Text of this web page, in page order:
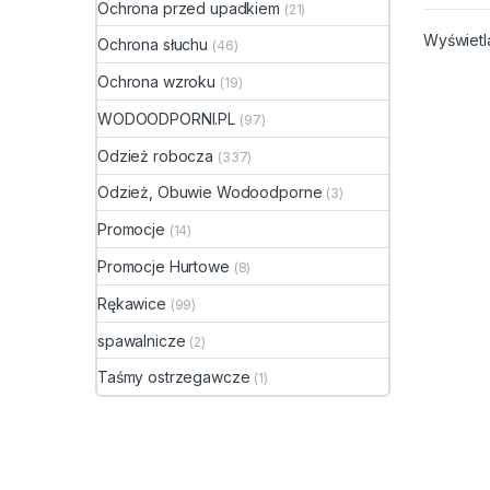
Ochrona przed upadkiem (21)
Ochrona słuchu (46)
Ochrona wzroku (19)
WODOODPORNI.PL (97)
Odzież robocza (337)
Odzież, Obuwie Wodoodporne (3)
Promocje (14)
Promocje Hurtowe (8)
Rękawice (99)
spawalnicze (2)
Taśmy ostrzegawcze (1)